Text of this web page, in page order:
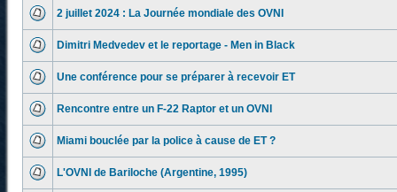
2 juillet 2024 : La Journée mondiale des OVNI
Dimitri Medvedev et le reportage - Men in Black
Une conférence pour se préparer à recevoir ET
Rencontre entre un F-22 Raptor et un OVNI
Miami bouclée par la police à cause de ET ?
L'OVNI de Bariloche (Argentine, 1995)